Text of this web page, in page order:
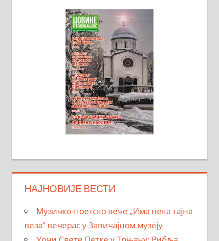
НАЈНОВИЈЕ ВЕСТИ
Музичко-поетско вече „Има нека тајна
веза” вечерас у Завичајном музеју